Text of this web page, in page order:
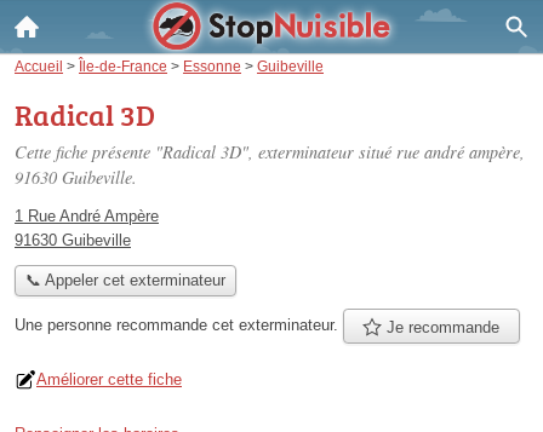
Accueil > Île-de-France > Essonne > Guibeville
Radical 3D
Cette fiche présente "Radical 3D", exterminateur situé rue andré ampère,
91630 Guibeville.
1 Rue André Ampère
91630 Guibeville
📞 Appeler cet exterminateur
Une personne recommande cet exterminateur. Je recommande
Améliorer cette fiche